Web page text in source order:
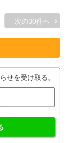
次の30件へ
せを受け取る。